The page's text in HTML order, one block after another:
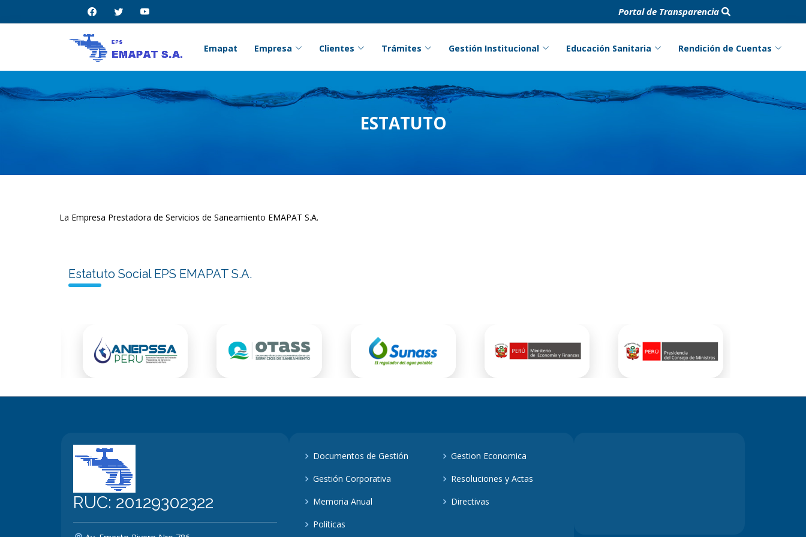
Portal de Transparencia
Emapat Empresa Clientes Trámites Gestión Institucional Educación Sanitaria Rendición de Cuentas
ESTATUTO
La Empresa Prestadora de Servicios de Saneamiento EMAPAT S.A.
Estatuto Social EPS EMAPAT S.A.
RUC: 20129302322
Documentos de Gestión
Gestion Economica
Gestión Corporativa
Resoluciones y Actas
Memoria Anual
Directivas
Políticas